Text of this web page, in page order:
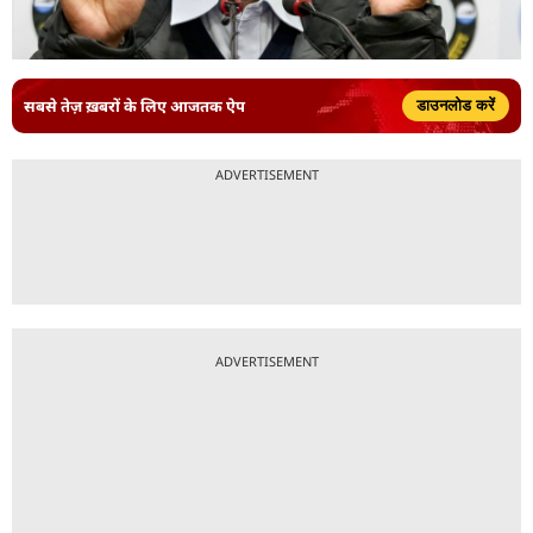
सबसे तेज़ ख़बरों के लिए आजतक ऐप डाउनलोड करें
ADVERTISEMENT
ADVERTISEMENT